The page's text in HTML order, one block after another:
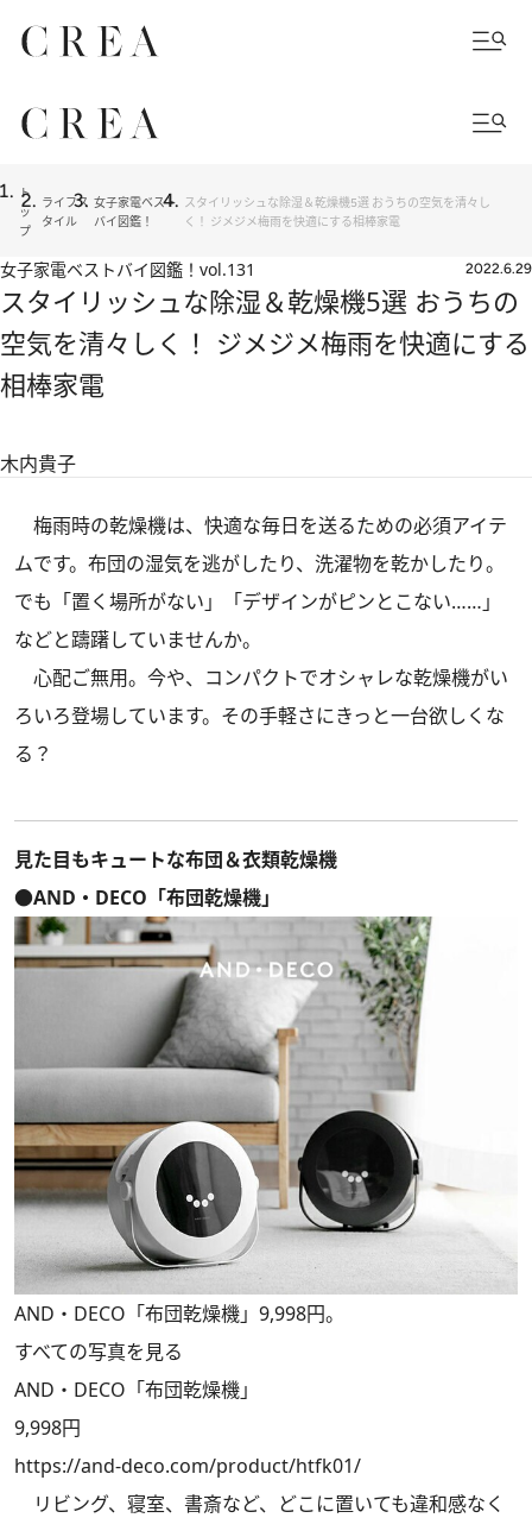
ト
ッ
プ
ライフス
タイル
女子家電ベスト
バイ図鑑！
スタイリッシュな除湿＆乾燥機5選 おうちの空気を清々し
く！ ジメジメ梅雨を快適にする相棒家電
女子家電ベストバイ図鑑！ vol.131 2022.6.29
スタイリッシュな除湿＆乾燥機5選 おうちの
空気を清々しく！ ジメジメ梅雨を快適にする
相棒家電
木内貴子
梅雨時の乾燥機は、快適な毎日を送るための必須アイテ
ムです。布団の湿気を逃がしたり、洗濯物を乾かしたり。
でも「置く場所がない」「デザインがピンとこない……」
などと躊躇していませんか。
心配ご無用。今や、コンパクトでオシャレな乾燥機がい
ろいろ登場しています。その手軽さにきっと一台欲しくな
る？
見た目もキュートな布団＆衣類乾燥機
●AND・DECO「布団乾燥機」
AND・DECO「布団乾燥機」9,998円。
すべての写真を見る
AND・DECO「布団乾燥機」
9,998円
https://and-deco.com/product/htfk01/
リビング、寝室、書斎など、どこに置いても違和感なく